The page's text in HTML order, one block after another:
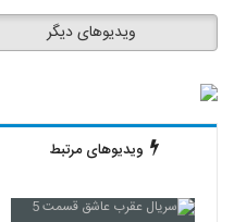
ویدیوهای دیگر
ویدیوهای مرتبط